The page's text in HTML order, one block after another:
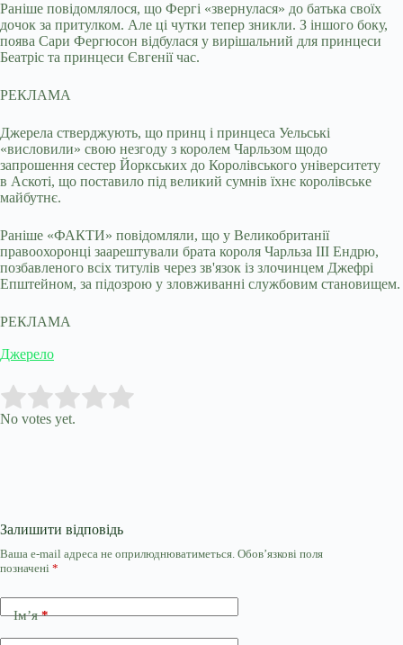
Раніше повідомлялося, що Фергі «звернулася» до батька своїх
дочок за притулком. Але ці чутки тепер зникли. З іншого боку,
поява Сари Фергюсон відбулася у вирішальний для принцеси
Беатріс та принцеси Євгенії час.
РЕКЛАМА
Джерела стверджують, що принц і принцеса Уельські
«висловили» свою незгоду з королем Чарльзом щодо
запрошення сестер Йоркських до Королівського університету
в Аскоті, що поставило під великий сумнів їхнє королівське
майбутнє.
Раніше «ФАКТИ» повідомляли, що у Великобританії
правоохоронці заарештували брата короля Чарльза III Ендрю,
позбавленого всіх титулів через зв'язок із злочинцем Джефрі
Епштейном, за підозрою у зловживанні службовим становищем.
РЕКЛАМА
Джерело
Rate this item:
No votes yet.
Залишити відповідь
Ваша e-mail адреса не оприлюднюватиметься. Обов’язкові поля
позначені *
Ім’я*